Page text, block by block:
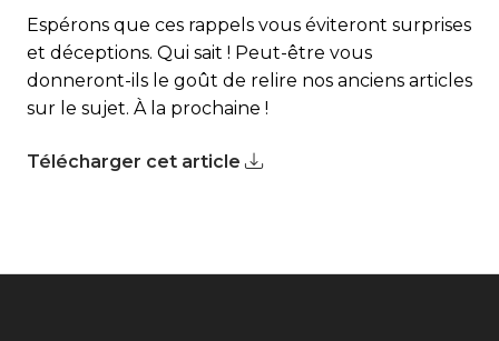
Espérons que ces rappels vous éviteront surprises
et déceptions. Qui sait ! Peut-être vous
donneront-ils le goût de relire nos anciens articles
sur le sujet. À la prochaine !
Télécharger cet article